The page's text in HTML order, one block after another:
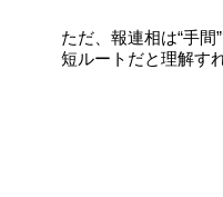
ただ、報連相は“手
短ルートだと理解す